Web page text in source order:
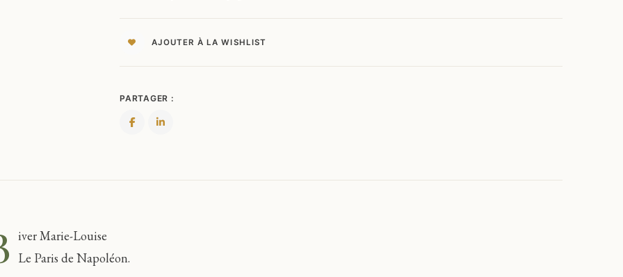
AJOUTER À LA WISHLIST
PARTAGER :
iver Marie-Louise
Le Paris de Napoléon.